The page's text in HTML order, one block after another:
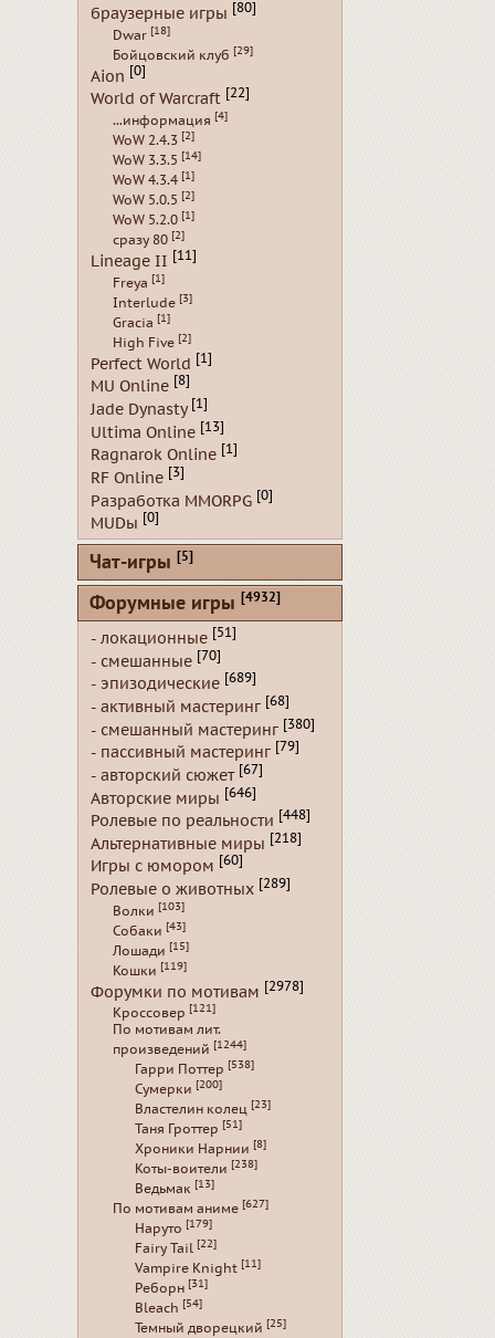
браузерные игры [80]
Dwar [18]
Бойцовский клуб [29]
Aion [0]
World of Warcraft [22]
...информация [4]
WoW 2.4.3 [2]
WoW 3.3.5 [14]
WoW 4.3.4 [1]
WoW 5.0.5 [2]
WoW 5.2.0 [1]
сразу 80 [2]
Lineage II [11]
Freya [1]
Interlude [3]
Gracia [1]
High Five [2]
Perfect World [1]
MU Online [8]
Jade Dynasty [1]
Ultima Online [13]
Ragnarok Online [1]
RF Online [3]
Разработка MMORPG [0]
MUDы [0]
Чат-игры [5]
Форумные игры [4932]
- локационные [51]
- смешанные [70]
- эпизодические [689]
- активный мастеринг [68]
- смешанный мастеринг [380]
- пассивный мастеринг [79]
- авторский сюжет [67]
Авторские миры [646]
Ролевые по реальности [448]
Альтернативные миры [218]
Игры с юмором [60]
Ролевые о животных [289]
Волки [103]
Собаки [43]
Лошади [15]
Кошки [119]
Форумки по мотивам [2978]
Кроссовер [121]
По мотивам лит.
произведений [1244]
Гарри Поттер [538]
Сумерки [200]
Властелин колец [23]
Таня Гроттер [51]
Хроники Нарнии [8]
Коты-воители [238]
Ведьмак [13]
По мотивам аниме [627]
Наруто [179]
Fairy Tail [22]
Vampire Knight [11]
Реборн [31]
Bleach [54]
Темный дворецкий [25]